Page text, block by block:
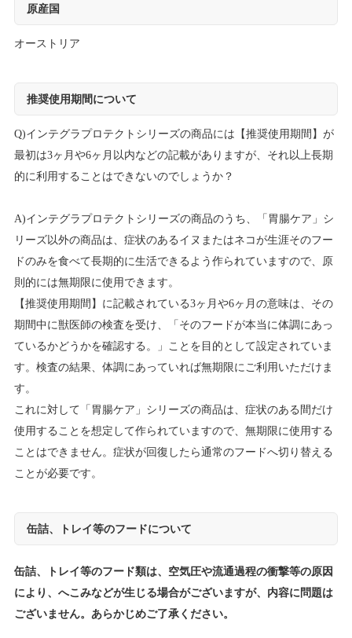
原産国
オーストリア
推奨使用期間について
Q)インテグラプロテクトシリーズの商品には【推奨使用期間】が
最初は3ヶ月や6ヶ月以内などの記載がありますが、それ以上長期
的に利用することはできないのでしょうか？
A)インテグラプロテクトシリーズの商品のうち、「胃腸ケア」シ
リーズ以外の商品は、症状のあるイヌまたはネコが生涯そのフー
ドのみを食べて長期的に生活できるよう作られていますので、原
則的には無期限に使用できます。
【推奨使用期間】に記載されている3ヶ月や6ヶ月の意味は、その
期間中に獣医師の検査を受け、「そのフードが本当に体調にあっ
ているかどうかを確認する。」ことを目的として設定されていま
す。検査の結果、体調にあっていれば無期限にご利用いただけま
す。
これに対して「胃腸ケア」シリーズの商品は、症状のある間だけ
使用することを想定して作られていますので、無期限に使用する
ことはできません。症状が回復したら通常のフードへ切り替える
ことが必要です。
缶詰、トレイ等のフードについて
缶詰、トレイ等のフード類は、空気圧や流通過程の衝撃等の原因
により、へこみなどが生じる場合がございますが、内容に問題は
ございません。あらかじめご了承ください。